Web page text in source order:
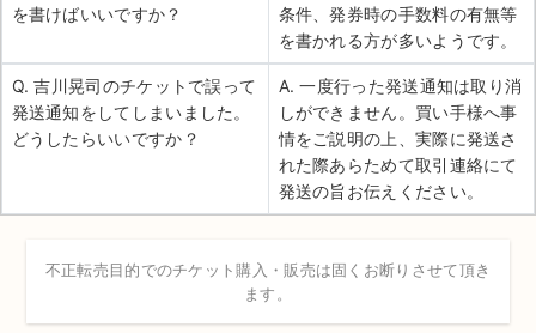
を書けばいいですか？
条件、発券時の手数料の有無等
を書かれる方が多いようです。
Q. 吉川晃司のチケットで誤って
発送通知をしてしまいました。
どうしたらいいですか？
A. 一度行った発送通知は取り消
しができません。買い手様へ事
情をご説明の上、実際に発送さ
れた際あらためて取引連絡にて
発送の旨お伝えください。
不正転売目的でのチケット購入・販売は固くお断りさせて頂き
ます。